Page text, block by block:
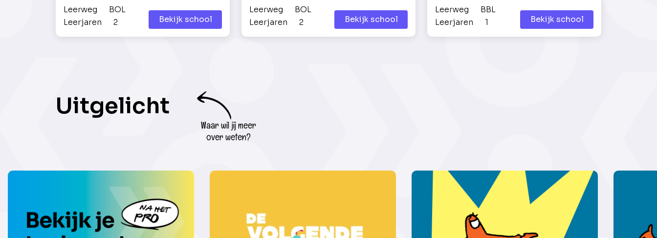
Leerweg
BOL
Leerjaren
2 Bekijk school
Leerweg
BOL
Leerjaren
2 Bekijk school
Leerweg
BBL
Leerjaren
1 Bekijk school
Uitgelicht
Waar wil jij meer
over weten?